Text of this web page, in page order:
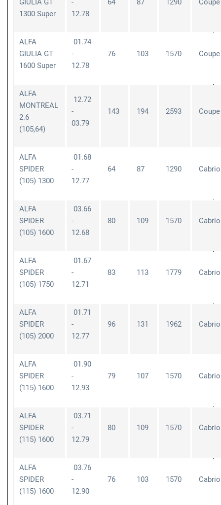
GIULIA GT
1300 Super
-
12.78
64 87 1290 Coupe
ALFA
GIULIA GT
1600 Super
01.74
-
12.78
76 103 1570 Coupe
ALFA
MONTREAL
2.6
(105,64)
12.72
-
03.79
143 194 2593 Coupe
ALFA
SPIDER
(105) 1300
01.68
-
12.77
64 87 1290
ALFA
SPIDER
(105) 1600
03.66
-
12.68
80 109 1570
ALFA
SPIDER
(105) 1750
01.67
-
12.71
83 113 1779
ALFA
SPIDER
(105) 2000
01.71
-
12.77
96 131 1962
ALFA
SPIDER
(115) 1600
01.90
-
12.93
79 107 1570
ALFA
SPIDER
(115) 1600
03.71
-
12.79
80 109 1570
ALFA
SPIDER
(115) 1600
03.76
-
12.90
76 103 1570